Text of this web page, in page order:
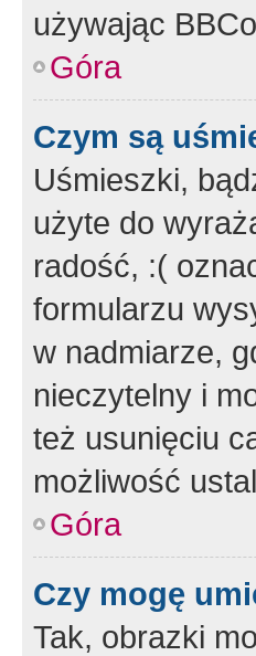
używając
Góra
Czym są
Uśmieszki,
użyte do
radość, :(
formularzu
w nadmiarze,
nieczytelny i
też usunięciu
możliwość
Góra
Czy mogę
Tak, obrazki